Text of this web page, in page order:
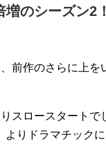
のシーズン2！
前作のさらに上を
スロースタートで
りドラマチックに